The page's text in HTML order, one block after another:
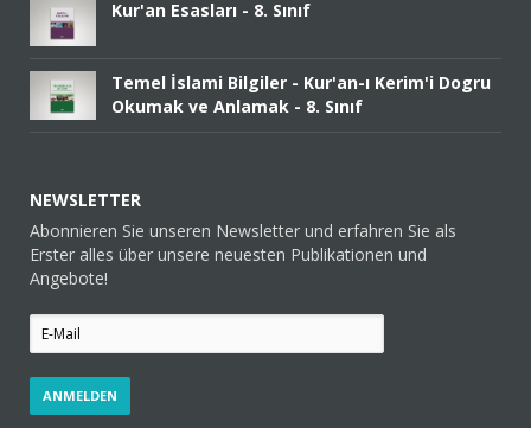
Kur'an Esasları - 8. Sınıf
Temel İslami Bilgiler - Kur'an-ı Kerim'i Dogru
Okumak ve Anlamak - 8. Sınıf
NEWSLETTER
Abonnieren Sie unseren Newsletter und erfahren Sie als
Erster alles über unsere neuesten Publikationen und
Angebote!